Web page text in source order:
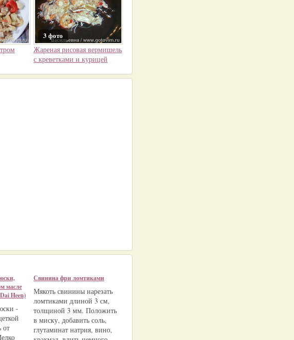
3 фото
Жареная рисовая вермишель
с креветками и курицей
масле
Heen)
-
от
Свинина фри ломтиками
Мякоть свинины нарезать
ломтиками длиной 3 см,
толщиной 3 мм. Положить
в миску, добавить соль,
глутаминат натрия, вино,